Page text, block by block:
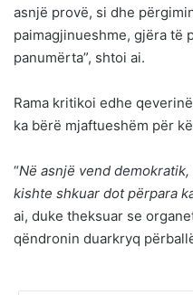
asnjë provë, si dhe
paimagjinueshme, gjëra të
panumërta”, shtoi ai.
Rama kritikoi edhe
ka bërë mjaftueshëm për
“Në asnjë vend
kishte shkuar dot përpara
ai, duke theksuar se
qëndronin duarkryq